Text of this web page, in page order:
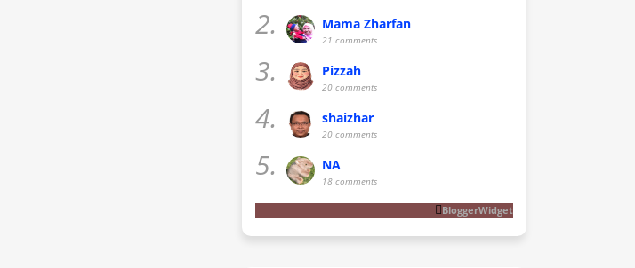
2. Mama Zharfan
21 comments
3. Pizzah
20 comments
4. shaizhar
20 comments
5. NA
18 comments
BloggerWidget